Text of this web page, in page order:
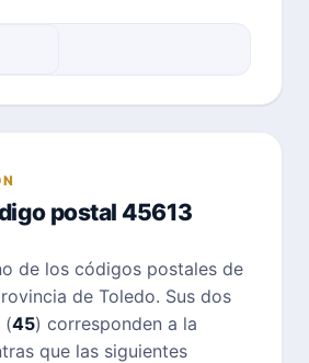
postal 45613
de los códigos postales de
de Toledo. Sus dos
(45) corresponden a la
que las siguientes